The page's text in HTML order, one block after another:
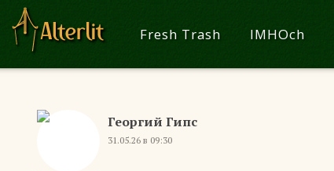
Fresh Trash IMHOch
Георгий Гипс
31.05.26 в 09:30